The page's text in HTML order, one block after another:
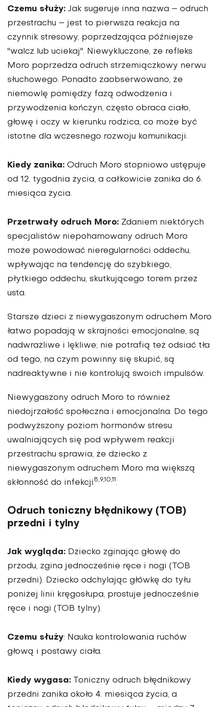
Czemu służy: Jak sugeruje inna nazwa – odruch
przestrachu – jest to pierwsza reakcja na
czynnik stresowy, poprzedzająca późniejsze
"walcz lub uciekaj". Niewykluczone, że refleks
Moro poprzedza odruch strzemiączkowy nerwu
słuchowego. Ponadto zaobserwowano, że
niemowlę pomiędzy fazą odwodzenia i
przywodzenia kończyn, często obraca ciało,
głowę i oczy w kierunku rodzica, co może być
istotne dla wczesnego rozwoju komunikacji.
Kiedy zanika: Odruch Moro stopniowo ustępuje
od 12. tygodnia życia, a całkowicie zanika do 6.
miesiąca życia.
Przetrwały odruch Moro: Zdaniem niektórych
specjalistów niepohamowany odruch Moro
może powodować nieregularności oddechu,
wpływając na tendencję do szybkiego,
płytkiego oddechu, skutkującego torem przez
usta.
Starsze dzieci z niewygaszonym odruchem Moro
łatwo popadają w skrajności emocjonalne, są
nadwrażliwe i lękliwe; nie potrafią też odsiać tła
od tego, na czym powinny się skupić, są
nadreaktywne i nie kontrolują swoich impulsów.
Niewygaszony odruch Moro to również
niedojrzałość społeczna i emocjonalna. Do tego
podwyższony poziom hormonów stresu
uwalniających się pod wpływem reakcji
przestrachu sprawia, że dziecko z
niewygaszonym odruchem Moro ma większą
skłonność do infekcji 8,9,10,11.
Odruch toniczny błędnikowy (TOB)
przedni i tylny
Jak wygląda: Dziecko zginając głowę do
przodu, zgina jednocześnie ręce i nogi (TOB
przedni). Dziecko odchylając główkę do tyłu
poniżej linii kręgosłupa, prostuje jednocześnie
ręce i nogi (TOB tylny).
Czemu służy: Nauka kontrolowania ruchów
głową i postawy ciała.
Kiedy wygasa: Toniczny odruch błędnikowy
przedni zanika około 4. miesiąca życia, a